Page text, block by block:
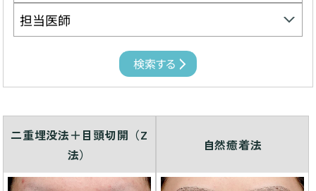
二重埋没法＋目頭切開（Z
法）
自然癒着法